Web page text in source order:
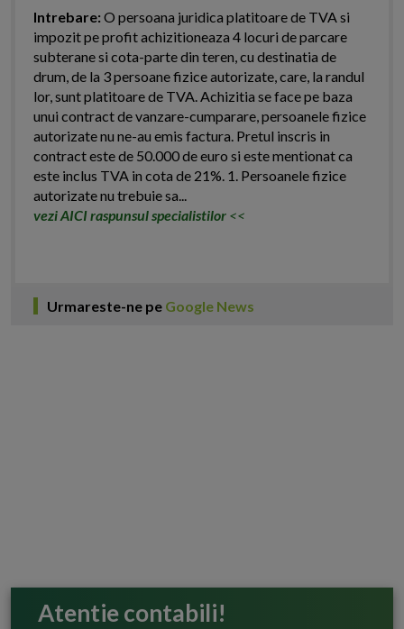
Intrebare:O persoana juridica platitoare de TVA si
impozit pe profit achizitioneaza 4 locuri de parcare
subterane si cota-parte din teren, cu destinatia de
drum, de la 3 persoane fizice autorizate, care, la randul
lor, sunt platitoare de TVA. Achizitia se face pe baza
unui contract de vanzare-cumparare, persoanele fizice
autorizate nu ne-au emis factura. Pretul inscris in
contract este de 50.000 de euro si este mentionat ca
este inclus TVA in cota de 21%. 1. Persoanele fizice
autorizate nu trebuie sa...
vezi AICI raspunsul specialistilor <<
Urmareste-ne pe Google News
Atentie contabili!